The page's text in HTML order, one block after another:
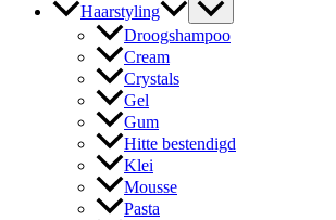
Haarstyling
Droogshampoo
Cream
Crystals
Gel
Gum
Hitte bestendigd
Klei
Mousse
Pasta